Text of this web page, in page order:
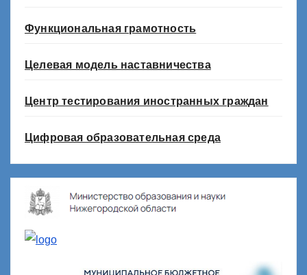
Функциональная грамотность
Целевая модель наставничества
Центр тестирования иностранных граждан
Цифровая образовательная среда